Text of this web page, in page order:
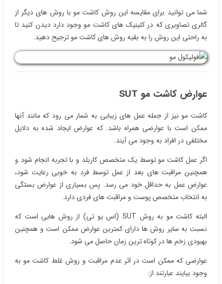
شما می توانید برای مقایسه این روش کاشت مو با روش های دیگر از
گالری تصاویری که در کلینیک های کاشت مو وجود دارد دیدن کنید تا
به راحتی این روش را به بقیه روش های کاشت مو ترجیح دهید.
عوارض کاشت مو SUT
کاشت مو نیز از جمله عمل های زیبایی به شمار می رود که مانند آنها
ممکن است با عوارضی همراه باشد. که عوارض ایجاد شده به دلایل
مختلفی در افراد به وجود می آیند.
اگر عمل کاشت مو توسط یک متخصص کاربلد و با تجربه انجام شود و
همچنین مراقبت های بعد از عمل توسط فرد به خوبی رعایت شود،
عوارض عمل به حداقل خود می رسد. پس بسیاری از عوارض بستگی
به انتخاب متخصص پوست و مراقبت های فردی دارد.
البته کاشت مو به روش SUT (اس یو تی) از روش هایی است که
نسبت به سایر روش ها دارای کمترین عوارض ممکن است و همچنین
بهبودی زخم ها در کوتاه ترین زمان حاصل می شود.
عوارضی که ممکن است در اثر عدم مراقبت و روش غلط کاشت مو به
وجود بیایند عبارتند از: